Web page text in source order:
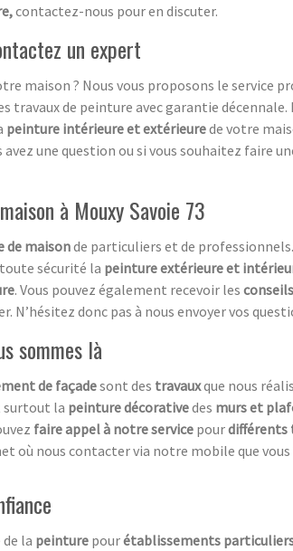
contactez-nous pour en discuter.
un expert
maison ? Nous vous proposons le service
travaux de peinture avec garantie
peinture intérieure et extérieurede votre
avez une question ou si vous souhaitez faire
à Mouxy Savoie 73
de maisonde particuliers et de
sécurité la peinture extérieure et
. Vous pouvez également recevoir les
N’hésitez donc pas à nous envoyer vos
sommes là
de façadesont des travauxque nous
surtout la peinture décorativedes murs et
faire appel à notre service pourdifférents
où nous contacter via notre mobile que
la peinture pourétablissements